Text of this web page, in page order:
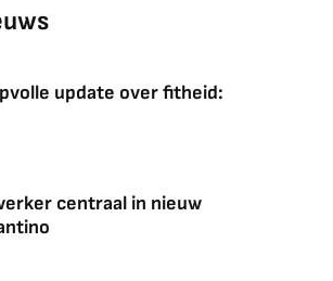
update over fitheid:
centraal in nieuw